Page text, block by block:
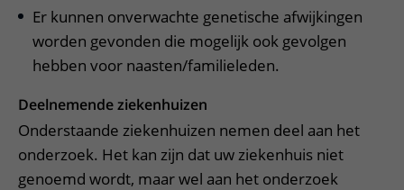
Er kunnen onverwachte genetische afwijkingen
worden gevonden die mogelijk ook gevolgen
hebben voor naasten/familieleden.
Deelnemende ziekenhuizen
Onderstaande ziekenhuizen nemen deel aan het
onderzoek. Het kan zijn dat uw ziekenhuis niet
genoemd wordt, maar wel aan het onderzoek